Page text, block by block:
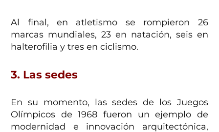
Al final, en atletismo se rompieron 26
marcas mundiales, 23 en natación, seis en
halterofilia y tres en ciclismo.
3. Las sedes
En su momento, las sedes de los Juegos
Olímpicos de 1968 fueron un ejemplo de
modernidad e innovación arquitectónica,